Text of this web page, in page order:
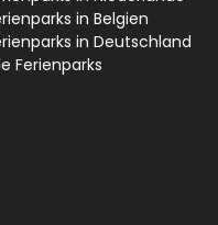
in Belgien
in Deutschland
Ferienparks